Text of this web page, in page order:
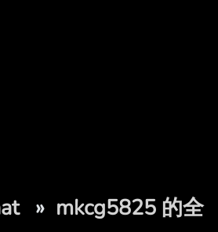
» mkcg5825 的全